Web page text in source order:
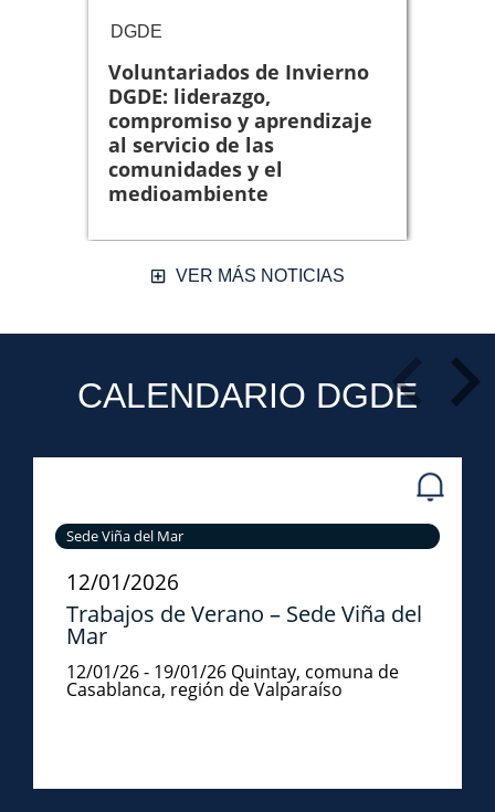
DGDE
Voluntariados de Invierno
DGDE: liderazgo,
compromiso y aprendizaje
al servicio de las
comunidades y el
medioambiente
VER MÁS NOTICIAS
CALENDARIO DGDE
Sede Viña del Mar
12/01/2026
Trabajos de Verano – Sede Viña del
Mar
12/01/26 - 19/01/26 Quintay, comuna de
Casablanca, región de Valparaíso